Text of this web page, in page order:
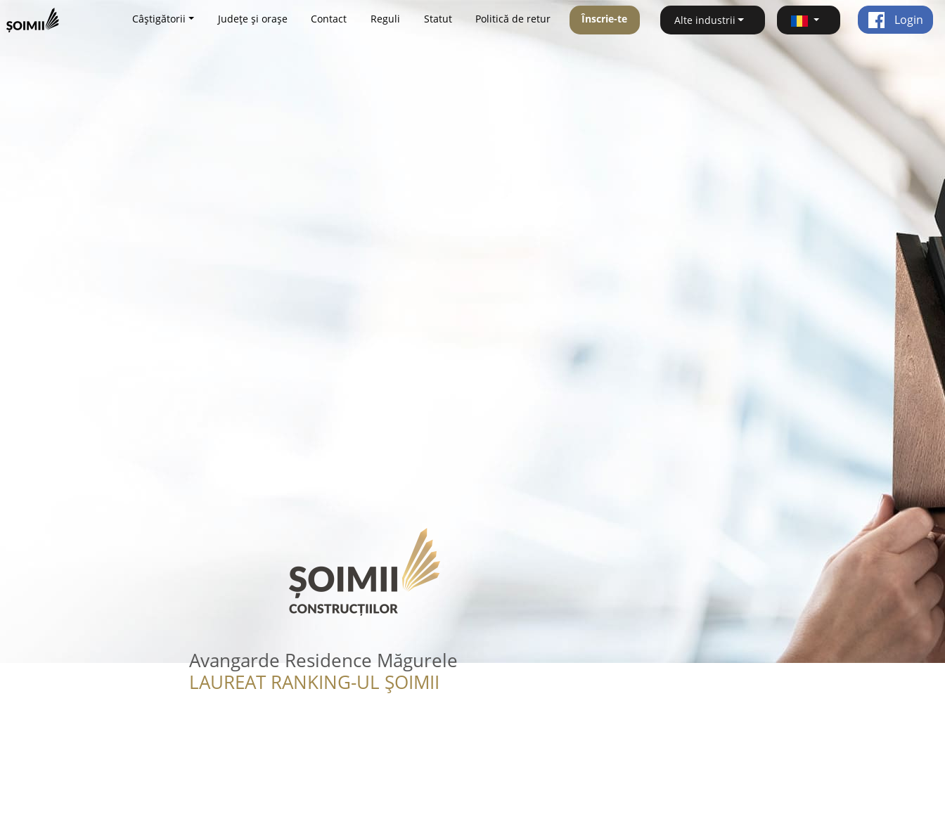
Câștigătorii Județe și orașe Contact Reguli Statut Politică de retur Înscrie-te Alte industrii Login
Avangarde Residence Măgurele
LAUREAT RANKING-UL ȘOIMII